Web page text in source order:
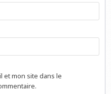
et mon site dans le